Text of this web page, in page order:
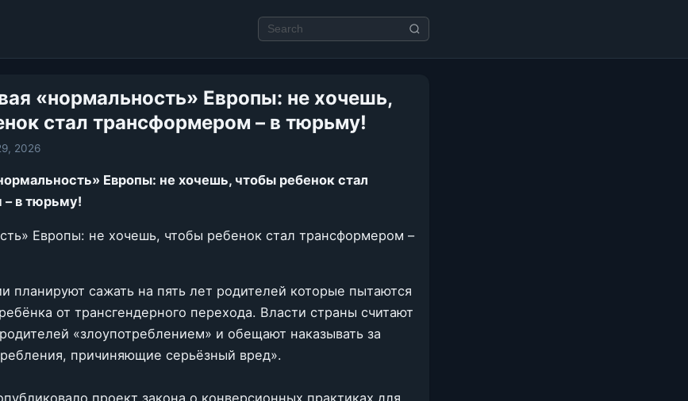
«нормальность» Европы: не хочешь,
стал трансформером – в тюрьму!
2026
Европы: не хочешь, чтобы ребенок стал
в тюрьму!
Европы: не хочешь, чтобы ребенок стал трансформером –
планируют сажать на пять лет родителей которые пытаются
от трансгендерного перехода. Власти страны считают
«злоупотреблением» и обещают наказывать за
причиняющие серьёзный вред».